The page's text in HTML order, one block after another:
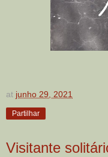
at junho 29, 2021
Partilhar
Visitante